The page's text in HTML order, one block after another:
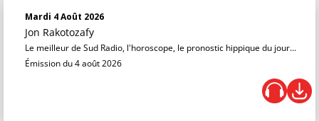
Mardi 4 Août 2026
Jon Rakotozafy
Le meilleur de Sud Radio, l'horoscope, le pronostic hippique du jour...
Émission du 4 août 2026